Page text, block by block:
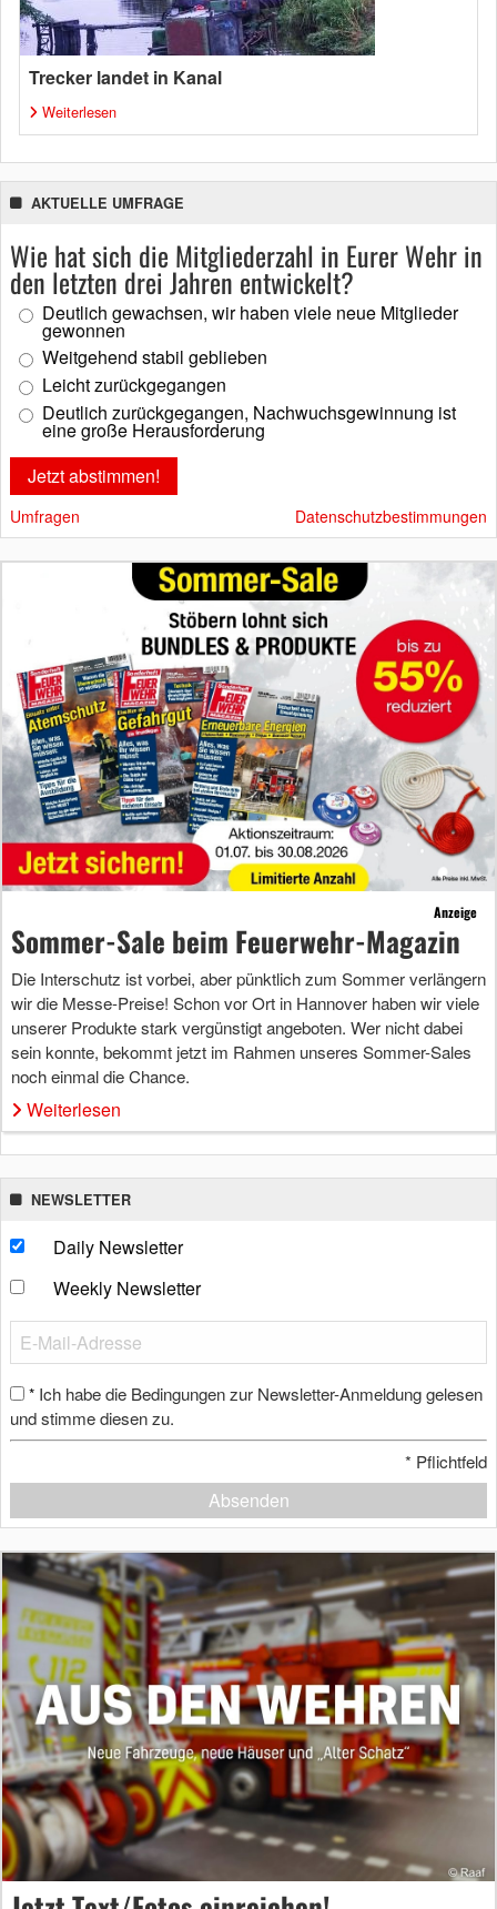
Trecker landet in Kanal
Weiterlesen
AKTUELLE UMFRAGE
Wie hat sich die Mitgliederzahl in Eurer Wehr in
den letzten drei Jahren entwickelt?
Deutlich gewachsen, wir haben viele neue Mitglieder
gewonnen
Weitgehend stabil geblieben
Leicht zurückgegangen
Deutlich zurückgegangen, Nachwuchsgewinnung ist
eine große Herausforderung
Umfragen Datenschutzbestimmungen
Anzeige
Sommer-Sale beim Feuerwehr-Magazin
Die Interschutz ist vorbei, aber pünktlich zum Sommer verlängern
wir die Messe-Preise! Schon vor Ort in Hannover haben wir viele
unserer Produkte stark vergünstigt angeboten. Wer nicht dabei
sein konnte, bekommt jetzt im Rahmen unseres Sommer-Sales
noch einmal die Chance.
Weiterlesen
NEWSLETTER
Daily Newsletter
Weekly Newsletter
* Ich habe die Bedingungen zur Newsletter-Anmeldung gelesen
und stimme diesen zu.
* Pflichtfeld
Absenden